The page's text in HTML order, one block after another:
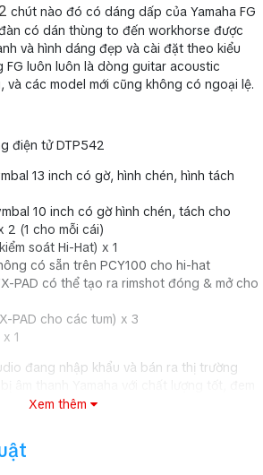
chút nào đó có dáng dấp của Yamaha FG
có dán thùng to đến workhorse được
và hình dáng đẹp và cài đặt theo kiểu
FG luôn luôn là dòng guitar acoustic
và các model mới cũng không có ngoại lệ.
13 inch có gờ, hình chén, hình tách
10 inch có gờ hình chén, tách cho
2 (1 cho mỗi cái)
soát Hi-Hat) x 1
có sẵn trên PCY100 cho hi-hat
PAD có thể tạo ra rimshot đóng & mở cho
PAD cho các tum) x 3
1
đang nhập khẩu và bán ra thị trường
sự tin tưởng tuyệt đối vào sản phẩm mà
các sản phẩm khác:
Xem thêm